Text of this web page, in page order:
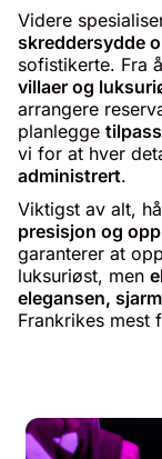
Videre
skreddersydde
sofistikerte. Fra
villaer og
arrangere
planlegge
vi for at hver
administrert.
Viktigst av alt,
presisjon og
garanterer at
luksuriøst, men
elegansen,
Frankrikes mest